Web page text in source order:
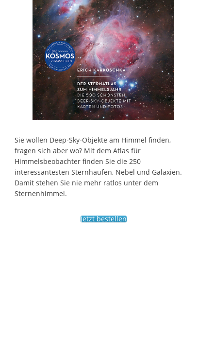
Sie wollen Deep-Sky-Objekte am Himmel finden,
fragen sich aber wo? Mit dem Atlas für
Himmelsbeobachter finden Sie die 250
interessantesten Sternhaufen, Nebel und Galaxien.
Damit stehen Sie nie mehr ratlos unter dem
Sternenhimmel.
Jetzt bestellen